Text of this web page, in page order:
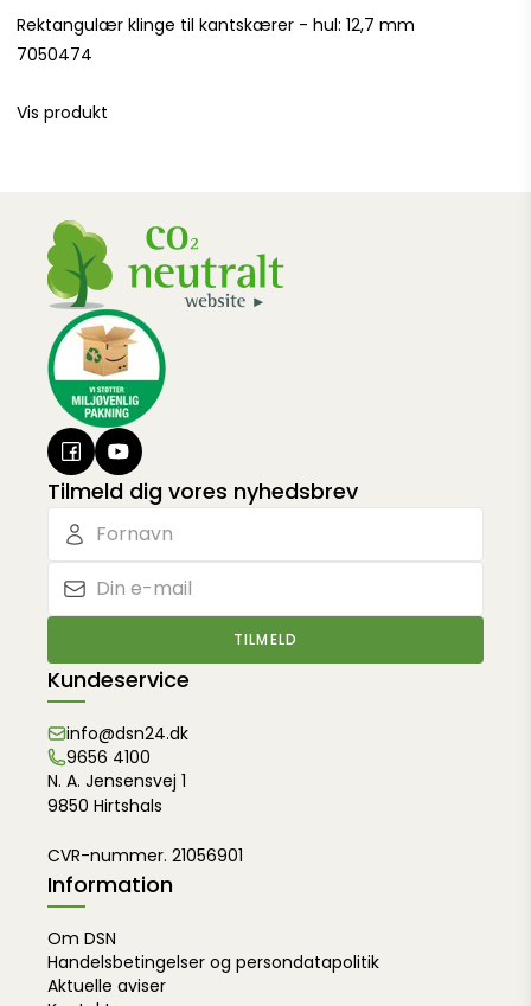
Rektangulær klinge til kantskærer - hul: 12,7 mm
7050474
Vis produkt
Tilmeld dig vores nyhedsbrev
TILMELD
Kundeservice
info@dsn24.dk
9656 4100
N. A. Jensensvej 1
9850 Hirtshals
CVR-nummer. 21056901
Information
Om DSN
Handelsbetingelser og persondatapolitik
Aktuelle aviser